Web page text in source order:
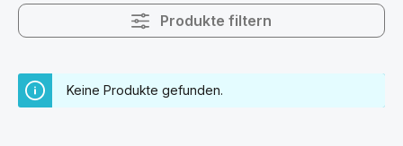
Produkte filtern
Keine Produkte gefunden.